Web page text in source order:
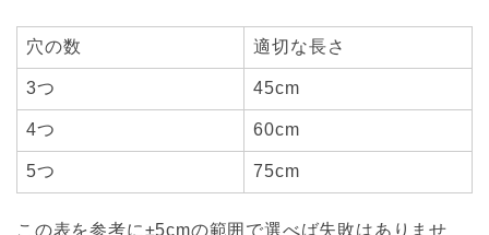
穴の数 適切な長さ
3つ 45cm
4つ 60cm
5つ 75cm
この表を参考に±5cmの範囲で選べば失敗はありませ